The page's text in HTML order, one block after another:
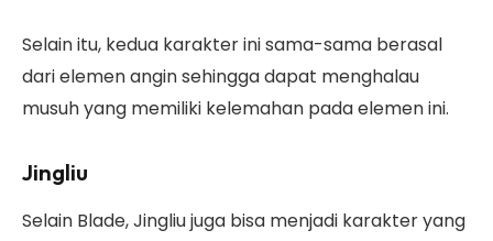
Selain itu, kedua karakter ini sama-sama berasal
dari elemen angin sehingga dapat menghalau
musuh yang memiliki kelemahan pada elemen ini.
Jingliu
Selain Blade, Jingliu juga bisa menjadi karakter yang